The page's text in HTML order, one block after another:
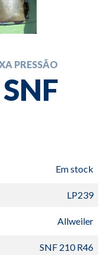
PRESSÃO
Em stock
LP239
Allweiler
SNF 210 R46